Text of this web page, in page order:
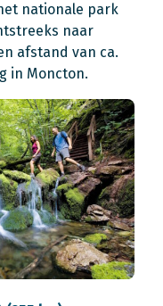
nationale park
naar
afstand van ca.
in Moncton.